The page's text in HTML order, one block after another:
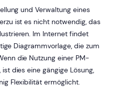
und Verwaltung eines
ist es nicht notwendig, das
Im Internet findet
Diagrammvorlage, die zum
die Nutzung einer PM-
dies eine gängige Lösung,
Flexibilität ermöglicht.